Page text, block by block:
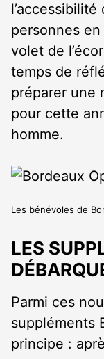
personnes
volet de
temps de
préparer une
pour cette
homme.
Les bénévoles de
LES
Parmi ces
suppléments
principe :